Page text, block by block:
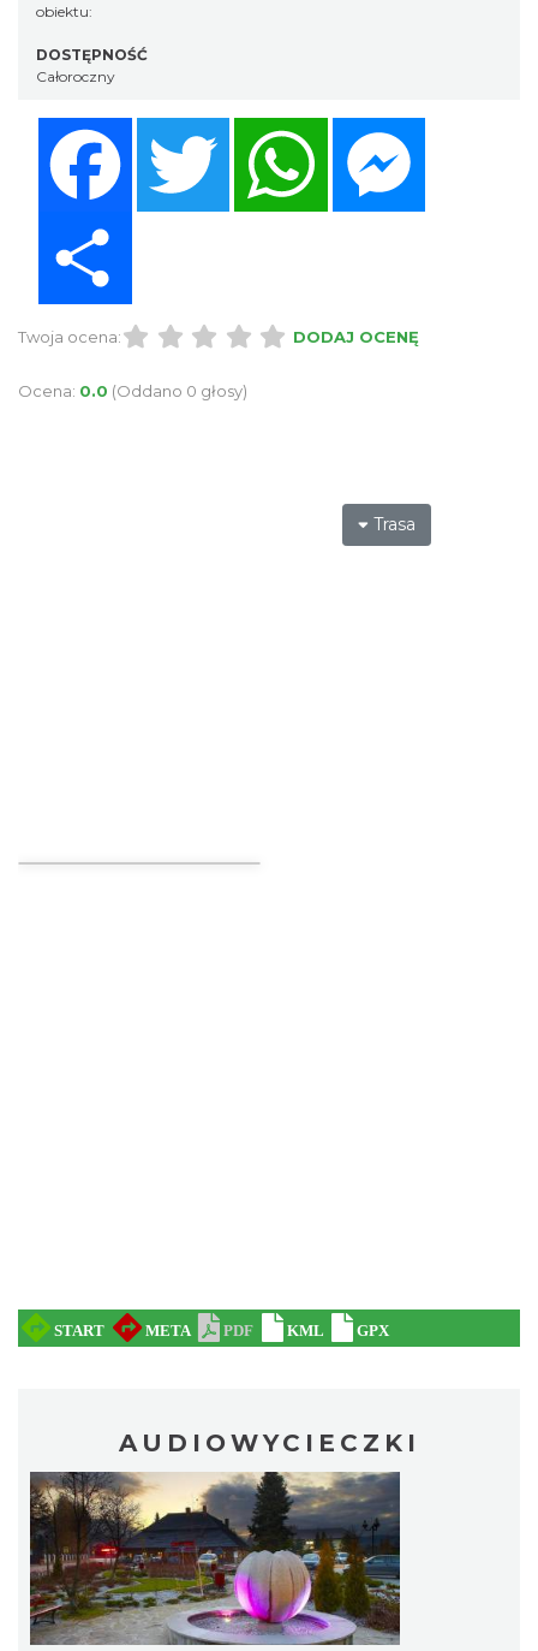
obiektu:
DOSTĘPNOŚĆ
Całoroczny
Twitter WhatsApp
Twoja ocena: DODAJ OCENĘ
Ocena: 0.0 (Oddano 0 głosy)
Trasa
AUDIOWYCIECZKI